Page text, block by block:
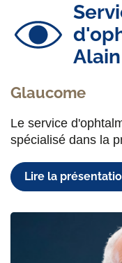
Glaucome
Le service
spécialisé dans la
Lire la